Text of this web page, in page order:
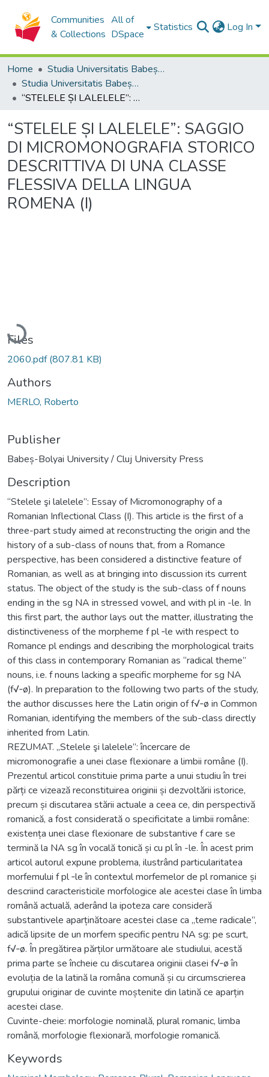
Communities
& Collections
All of
DSpace
Statistics Log In
Home
Studia Universitatis Babeș-Bolyai Collection
Studia Universitatis Babeș-Bolyai Philologia
“STELELE ȘI LALELELE”: SAGGIO DI MICROMONOGRAFIA STORICO DESCRITTIVA DI UNA CLASSE FLESSIVA DELLA LINGUA ROMENA (I)
“STELELE ȘI LALELELE”: SAGGIO
DI MICROMONOGRAFIA STORICO
DESCRITTIVA DI UNA CLASSE
FLESSIVA DELLA LINGUA
ROMENA (I)
Loading...
Files
2060.pdf(807.81 KB)
Authors
MERLO, Roberto
Publisher
Babeș-Bolyai University / Cluj University Press
Description
“Stelele şi lalelele”: Essay of Micromonography of a
Romanian Inflectional Class (I). This article is the first of a
three-part study aimed at reconstructing the origin and the
history of a sub-class of nouns that, from a Romance
perspective, has been considered a distinctive feature of
Romanian, as well as at bringing into discussion its current
status. The object of the study is the sub-class of f nouns
ending in the sg NA in stressed vowel, and with pl in -le. In
this first part, the author lays out the matter, illustrating the
distinctiveness of the morpheme f pl ‑le with respect to
Romance pl endings and describing the morphological traits
of this class in contemporary Romanian as “radical theme”
nouns, i.e. f nouns lacking a specific morpheme for sg NA
(f√‑ø). In preparation to the following two parts of the study,
the author discusses here the Latin origin of f√‑ø in Common
Romanian, identifying the members of the sub-class directly
inherited from Latin.
REZUMAT. „Stelele şi lalelele”: încercare de
micromonografie a unei clase flexionare a limbii române (I).
Prezentul articol constituie prima parte a unui studiu în trei
părți ce vizează reconstituirea originii și dezvoltării istorice,
precum și discutarea stării actuale a ceea ce, din perspectivă
romanică, a fost considerată o specificitate a limbii române:
existența unei clase flexionare de substantive f care se
termină la NA sg în vocală tonică și cu pl în -le. În acest prim
articol autorul expune problema, ilustrând particularitatea
morfemului f pl ‑le în contextul morfemelor de pl romanice și
descriind caracteristicile morfologice ale acestei clase în limba
română actuală, aderând la ipoteza care consideră
substantivele aparținătoare acestei clase ca „teme radicale”,
adică lipsite de un morfem specific pentru NA sg: pe scurt,
f√‑ø. În pregătirea părților următoare ale studiului, acestă
prima parte se încheie cu discutarea originii clasei f√‑ø în
evoluția de la latină la româna comună și cu circumscrierea
grupului originar de cuvinte moștenite din latină ce aparțin
acestei clase.
Cuvinte-cheie: morfologie nominală, plural romanic, limba
română, morfologie flexionară, morfologie romanică.
Keywords